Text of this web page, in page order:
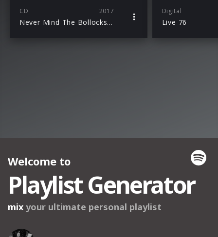
CD 2017
Never Mind The Bollocks, Here’s The Sex Pistols
Digital
Live 76